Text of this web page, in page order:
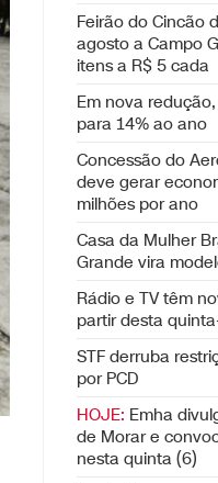
Feirão do Cincão
agosto a Campo
itens a R$ 5 cada
Em nova
para 14% ao ano
Concessão do
deve gerar
milhões por ano
Casa da Mulher
Grande vira
Rádio e TV têm
partir desta
STF derruba
por PCD
HOJE: Emha
de Morar e
nesta quinta (6)